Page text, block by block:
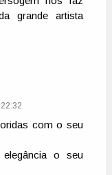
com o seu
o seu